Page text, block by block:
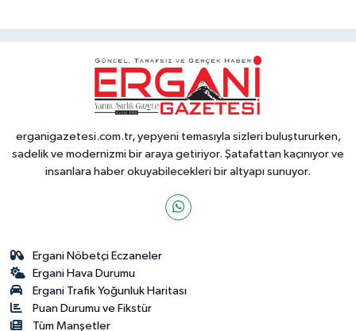
erganigazetesi.com.tr, yepyeni temasıyla sizleri buluştururken,
sadelik ve modernizmi bir araya getiriyor. Şatafattan kaçınıyor ve
insanlara haber okuyabilecekleri bir altyapı sunuyor.
Ergani Nöbetçi Eczaneler
Ergani Hava Durumu
Ergani Trafik Yoğunluk Haritası
Puan Durumu ve Fikstür
Tüm Manşetler